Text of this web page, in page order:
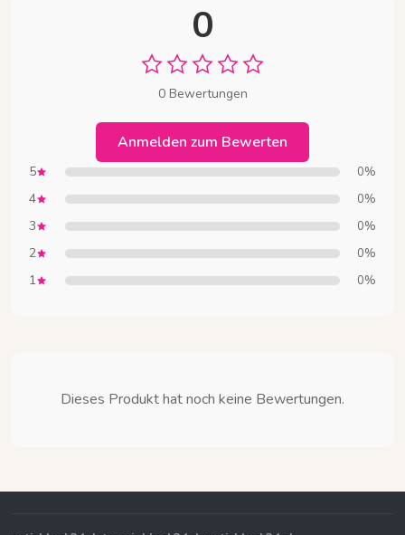
0
0 Bewertungen
Anmelden zum Bewerten
5 0%
4 0%
3 0%
2 0%
1 0%
Dieses Produkt hat noch keine Bewertungen.